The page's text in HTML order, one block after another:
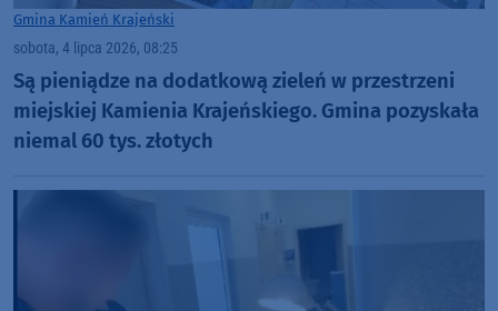
Gmina Kamień Krajeński
sobota, 4 lipca 2026, 08:25
Są pieniądze na dodatkową zieleń w przestrzeni
miejskiej Kamienia Krajeńskiego. Gmina pozyskała
niemal 60 tys. złotych